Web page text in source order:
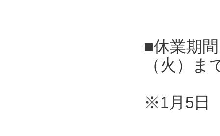
■休業期
（火）ま
※1月5日